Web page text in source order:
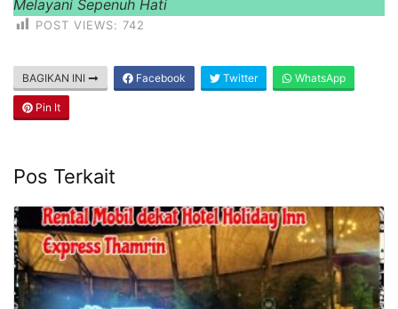
Melayani Sepenuh Hati
POST VIEWS: 742
BAGIKAN INI Facebook Twitter WhatsApp
Pin It
Pos Terkait